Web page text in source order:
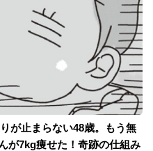
が止まらない48歳。もう無
が7kg痩せた！奇跡の仕組み